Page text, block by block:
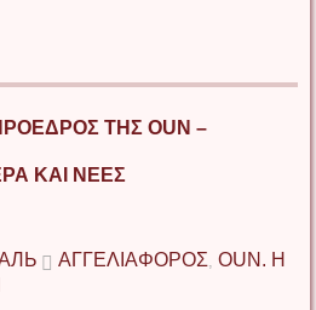
ΤΗΣ OUN –
ΚΑΙ ΝΈΕΣ
ΑΓΓΕΛΙΑΦΟΡΟΣ,ΟUΝ. Η